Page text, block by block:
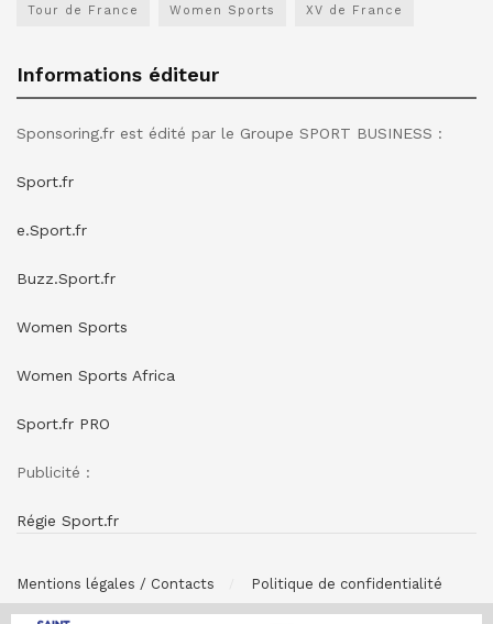
Tour de France Women Sports XV de France
Informations éditeur
Sponsoring.fr est édité par le Groupe SPORT BUSINESS :
Sport.fr
e.Sport.fr
Buzz.Sport.fr
Women Sports
Women Sports Africa
Sport.fr PRO
Publicité :
Régie Sport.fr
Mentions légales / Contacts Politique de confidentialité